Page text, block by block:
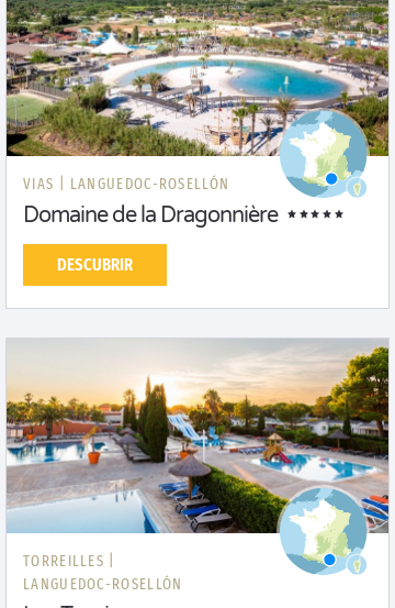
VIAS | LANGUEDOC-ROSELLÓN
Domaine de la Dragonnière
DESCUBRIR
TORREILLES |
LANGUEDOC-ROSELLÓN